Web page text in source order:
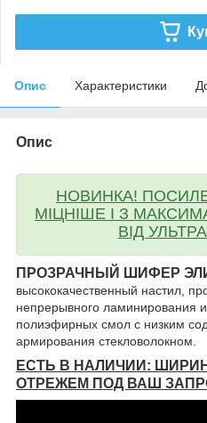
Опис Характеристики
Опис
НОВИНКА!
МІЦНІШЕ І З
ВІД
ПРОЗРАЧНЫЙ ШИФЕР
высококачественный настил,
непрерывного ламинирования
полиэфирных смол с низким
армирования стекловолокном.
ЕСТЬ В НАЛИЧИИ:
ОТРЕЖЕМ ПОД ВАШ